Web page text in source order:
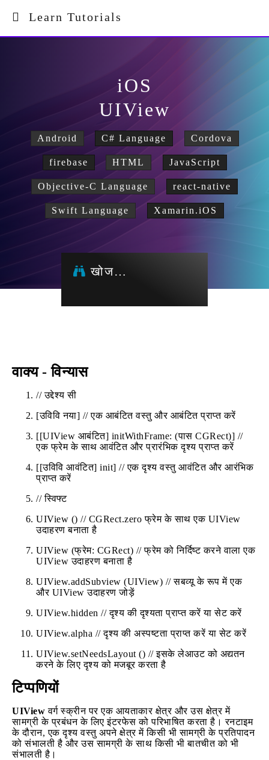
Learn Tutorials
iOS
UIView
Android C# Language Cordova
firebase HTML JavaScript
Objective-C Language react-native
Swift Language Xamarin.iOS
खोज…
वाक्य - विन्यास
// उद्देश्य सी
[उविवि नया] // एक आबंटित वस्तु और आबंटित प्राप्त करें
[[UIView आबंटित] initWithFrame: (पास CGRect)] //
एक फ्रेम के साथ आवंटित और प्रारंभिक दृश्य प्राप्त करें
[[उविवि आवंटित] init] // एक दृश्य वस्तु आवंटित और आरंभिक
प्राप्त करें
// स्विफ्ट
UIView () // CGRect.zero फ्रेम के साथ एक UIView
उदाहरण बनाता है
UIView (फ्रेम: CGRect) // फ्रेम को निर्दिष्ट करने वाला एक
UIView उदाहरण बनाता है
UIView.addSubview (UIView) // सबव्यू के रूप में एक
और UIView उदाहरण जोड़ें
UIView.hidden // दृश्य की दृश्यता प्राप्त करें या सेट करें
UIView.alpha // दृश्य की अस्पष्टता प्राप्त करें या सेट करें
UIView.setNeedsLayout () // इसके लेआउट को अद्यतन
करने के लिए दृश्य को मजबूर करता है
टिप्पणियों
UIView वर्ग स्क्रीन पर एक आयताकार क्षेत्र और उस क्षेत्र में
सामग्री के प्रबंधन के लिए इंटरफेस को परिभाषित करता है। रनटाइम
के दौरान, एक दृश्य वस्तु अपने क्षेत्र में किसी भी सामग्री के प्रतिपादन
को संभालती है और उस सामग्री के साथ किसी भी बातचीत को भी
संभालती है।